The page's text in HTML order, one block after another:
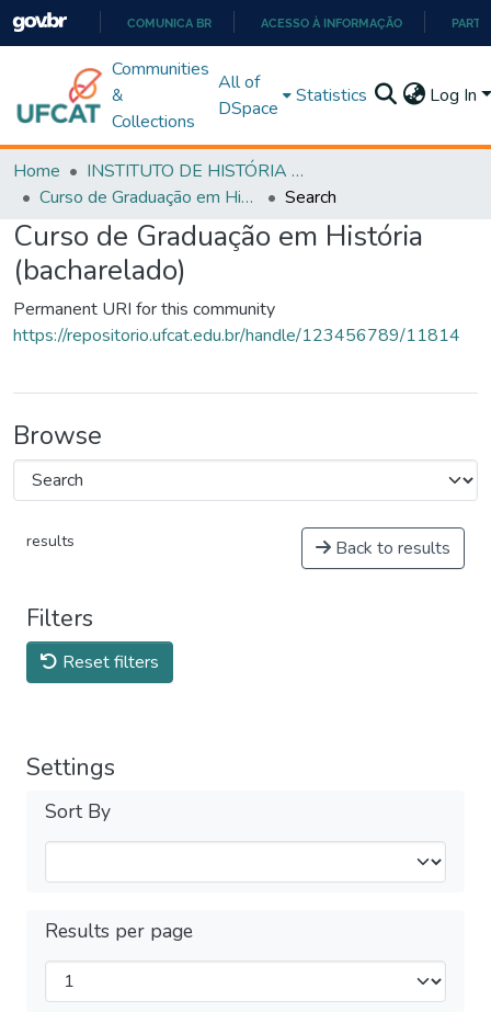
PARA
O
COMUNICA BR ACESSO À INFORMAÇÃO
Communities
&
Collections
All of
DSpace
Statistics Log In
Home
INSTITUTO DE HISTÓRIA E CIÊNCIAS SOCIAIS
Curso de Graduação em História (bacharelado)
Search
Curso de Graduação em História
(bacharelado)
Permanent URI for this community
https://repositorio.ufcat.edu.br/handle/123456789/11814
Browse
results Back to results
Filters
Reset filters
Settings
Sort By
Results per page